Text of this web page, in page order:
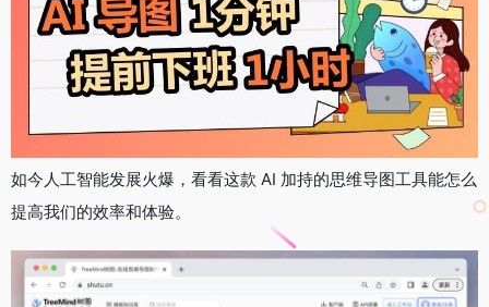
如今人工智能发展火爆，看看这款 AI 加持的思维导图工具能怎么
提高我们的效率和体验。